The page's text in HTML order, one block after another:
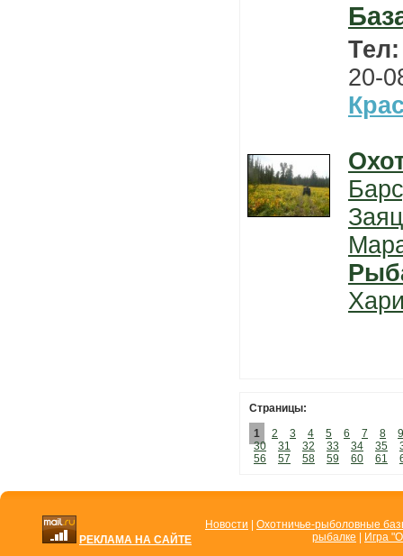
20-
Страницы:
1
2 3 4 5 6 7 8
9
30
31 32 33 34 35
56
57 58 59 60 61
РЕКЛАМА НА САЙТЕ
Новости
Охотничье-рыболовные
рыбалке
Игра